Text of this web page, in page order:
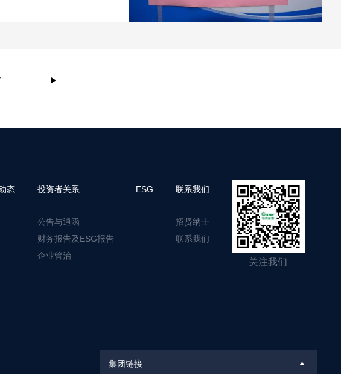
态 投资者关系
公告与通函
财务报告及ESG报告
企业管治
ESG 联系我们
招贤纳士
联系我们
关注我们
集团链接